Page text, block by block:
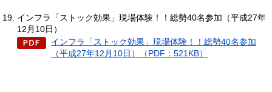
インフラ「ストック効果」現場体験！！総勢40名参加（平成27年
12月10日）
インフラ「ストック効果」現場体験！！総勢40名参加
（平成27年12月10日）（PDF：521KB）